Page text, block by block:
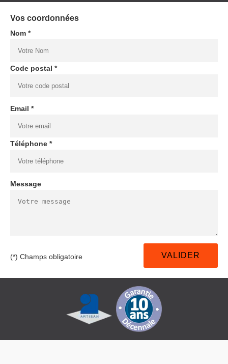
Vos coordonnées
Nom *
Code postal *
Email *
Téléphone *
Message
(*) Champs obligatoire